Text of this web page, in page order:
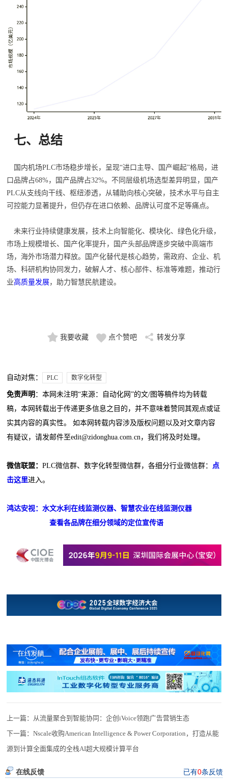
七、总结
国内机场PLC市场稳步增长，呈现“进口主导、国产崛起”格局，进
口品牌占68%，国产品牌占32%。不同层级机场选型差异明显，国产
PLC从支线向干线、枢纽渗透，从辅助向核心突破，技术水平与自主
可控能力显著提升，但仍存在进口依赖、品牌认可度不足等痛点。
未来行业持续健康发展，技术上向智能化、模块化、绿色化升级，
市场上规模增长、国产化率提升，国产头部品牌逐步突破中高端市
场，海外市场潜力释放。国产化替代是核心趋势，需政府、企业、机
场、科研机构协同发力，破解人才、核心部件、标准等难题，推动行
业高质量发展，助力智慧民航建设。
我要收藏 点个赞吧 转发分享
自动对焦： PLC 数字化转型
免责声明 ：本网未注明“来源：自动化网”的文/图等稿件均为转载
稿，本网转载出于传递更多信息之目的，并不意味着赞同其观点或证
实其内容的真实性。 如本网转载内容涉及版权问题以及对文章内容
有疑议，请发邮件至edit@zidonghua.com.cn，我们将及时处理。
微信联盟：PLC微信群、数字化转型微信群，各细分行业微信群：
点
击这里进入。
鸿达安视：水文水利在线监测仪器、智慧农业在线监测仪器
查看各品牌在细分领域的定位宣传语
上一篇： 从流量聚合到智能协同：企创iVoice领跑广告营销生态
下一篇：Nscale收购American Intelligence & Power Corporation，打造从能
源到计算全面集成的全栈AI超大规模计算平台